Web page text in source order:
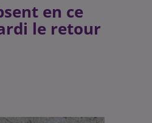
en ce
le retour